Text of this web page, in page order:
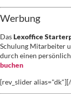
Werbung
DasLexoffice
Schulung Mitarbeiter
durch einen
buchen
[rev_slider